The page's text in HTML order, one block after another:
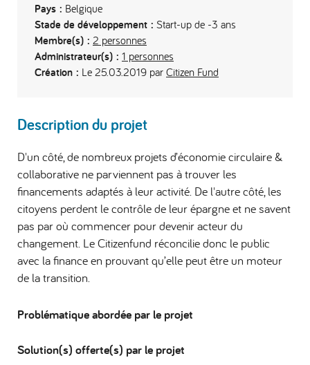
Pays : Belgique
Stade de développement : Start-up de -3 ans
Membre(s) : 2 personnes
Administrateur(s) : 1 personnes
Création : Le 25.03.2019 par Citizen Fund
Description du projet
D'un côté, de nombreux projets d’économie circulaire &
collaborative ne parviennent pas à trouver les
financements adaptés à leur activité. De l'autre côté, les
citoyens perdent le contrôle de leur épargne et ne savent
pas par où commencer pour devenir acteur du
changement. Le Citizenfund réconcilie donc le public
avec la finance en prouvant qu’elle peut être un moteur
de la transition.
Problématique abordée par le projet
Solution(s) offerte(s) par le projet